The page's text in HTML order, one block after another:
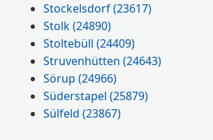
Stockelsdorf(23617)
Stolk(24890)
Stoltebüll(24409)
Struvenhütten(24643)
Sörup(24966)
Süderstapel(25879)
Sülfeld(23867)